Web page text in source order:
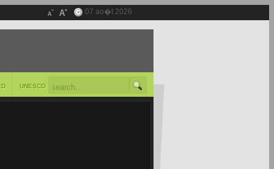
07 ao�t 2026
UNESCO